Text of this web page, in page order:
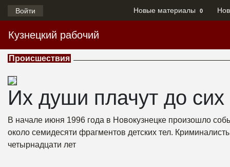
Войти Новые материалы 0
Кузнецкий рабочий
Происшествия
Их души плачут до сих
В начале июня 1996 года в Новокузнецке произошло
около семидесяти фрагментов детских тел.
четырнадцати лет